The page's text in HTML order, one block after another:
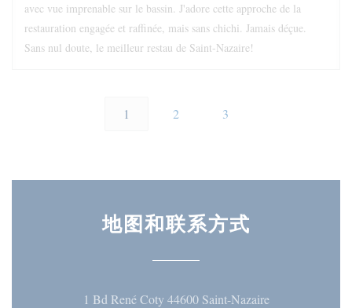
avec vue imprenable sur le bassin. J'adore cette approche de la
restauration engagée et raffinée, mais sans chichi. Jamais déçue.
Sans nul doute, le meilleur restau de Saint-Nazaire!
1 2 3
地图和联系方式
1 Bd René Coty 44600 Saint-Nazaire((在新窗口中